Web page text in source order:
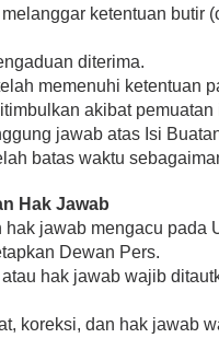
ketentuan butir
diterima.
memenuhi ketentuan
akibat
jawab atas Isi
batas waktu
Hak Jawab
hak jawab mengacu
Dewan Pers.
hak jawab wajib
koreksi, dan hak jawab